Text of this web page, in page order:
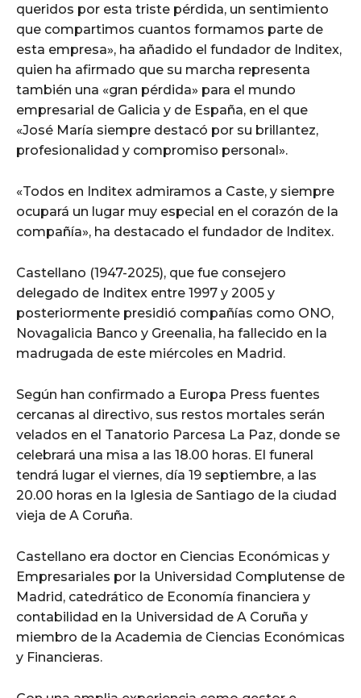
queridos por esta triste pérdida, un sentimiento
que compartimos cuantos formamos parte de
esta empresa», ha añadido el fundador de Inditex,
quien ha afirmado que su marcha representa
también una «gran pérdida» para el mundo
empresarial de Galicia y de España, en el que
«José María siempre destacó por su brillantez,
profesionalidad y compromiso personal».
«Todos en Inditex admiramos a Caste, y siempre
ocupará un lugar muy especial en el corazón de la
compañía», ha destacado el fundador de Inditex.
Castellano (1947-2025), que fue consejero
delegado de Inditex entre 1997 y 2005 y
posteriormente presidió compañías como ONO,
Novagalicia Banco y Greenalia, ha fallecido en la
madrugada de este miércoles en Madrid.
Según han confirmado a Europa Press fuentes
cercanas al directivo, sus restos mortales serán
velados en el Tanatorio Parcesa La Paz, donde se
celebrará una misa a las 18.00 horas. El funeral
tendrá lugar el viernes, día 19 septiembre, a las
20.00 horas en la Iglesia de Santiago de la ciudad
vieja de A Coruña.
Castellano era doctor en Ciencias Económicas y
Empresariales por la Universidad Complutense de
Madrid, catedrático de Economía financiera y
contabilidad en la Universidad de A Coruña y
miembro de la Academia de Ciencias Económicas
y Financieras.